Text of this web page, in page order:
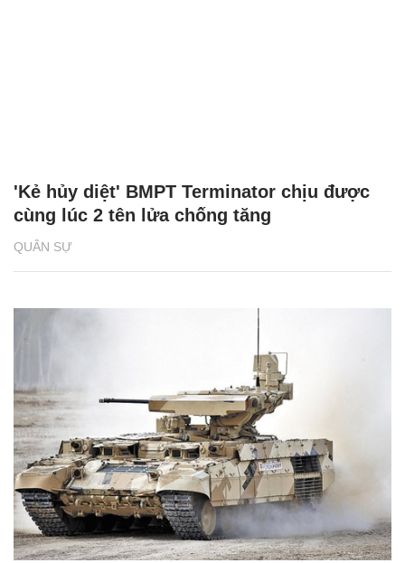
QUÂN SỰ
'Kẻ hủy diệt' BMPT Terminator chịu được
cùng lúc 2 tên lửa chống tăng